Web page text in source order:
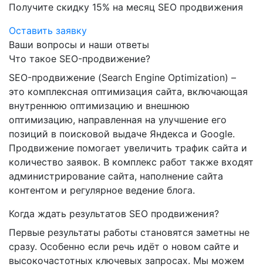
Получите скидку 15% на месяц SEO продвижения
Оставить заявку
Ваши вопросы и наши ответы
Что такое SEO-продвижение?
SEO-продвижение (Search Engine Optimization) –
это комплексная оптимизация сайта, включающая
внутреннюю оптимизацию и внешнюю
оптимизацию, направленная на улучшение его
позиций в поисковой выдаче Яндекса и Google.
Продвижение помогает увеличить трафик сайта и
количество заявок. В комплекс работ также входят
администрирование сайта, наполнение сайта
контентом и регулярное ведение блога.
Когда ждать результатов SEO продвижения?
Первые результаты работы становятся заметны не
сразу. Особенно если речь идёт о новом сайте и
высокочастотных ключевых запросах. Мы можем